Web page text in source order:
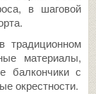
в шаговой
традиционном
материалы,
балкончики с
окрестности.